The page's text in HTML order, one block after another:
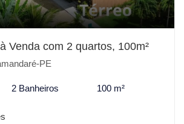
Venda com 2 quartos, 100m²
PE
2 Banheiros 100 m²